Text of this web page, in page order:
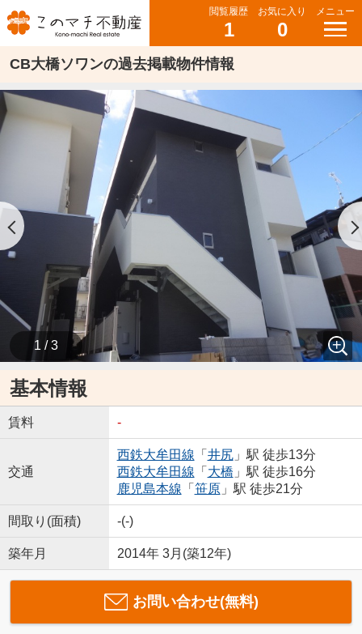
閲覧履歴
1
お気に入り
0
メニュー
CB大橋ソワンの過去掲載物件情報
1 / 3
基本情報
賃料 -
交通
西鉄大牟田線 「 井尻」駅 徒歩13分
西鉄大牟田線 「 大橋 」駅 徒歩16分
鹿児島本線 「 笹原」駅 徒歩21分
間取り(面積) -(-)
築年月 2014年 3月(築12年)
お問い合わせ(無料)